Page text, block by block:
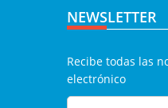
NEWSLETTER
Recibe todas las
electrónico